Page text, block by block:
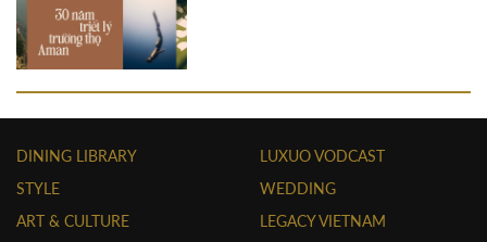
DINING LIBRARY
STYLE
ART & CULTURE
LUXUO VODCAST
WEDDING
LEGACY VIETNAM